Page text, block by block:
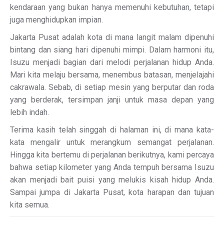
kendaraan yang bukan hanya memenuhi kebutuhan, tetapi
juga menghidupkan impian.
Jakarta Pusat adalah kota di mana langit malam dipenuhi
bintang dan siang hari dipenuhi mimpi. Dalam harmoni itu,
Isuzu menjadi bagian dari melodi perjalanan hidup Anda.
Mari kita melaju bersama, menembus batasan, menjelajahi
cakrawala. Sebab, di setiap mesin yang berputar dan roda
yang berderak, tersimpan janji untuk masa depan yang
lebih indah.
Terima kasih telah singgah di halaman ini, di mana kata-
kata mengalir untuk merangkum semangat perjalanan.
Hingga kita bertemu di perjalanan berikutnya, kami percaya
bahwa setiap kilometer yang Anda tempuh bersama Isuzu
akan menjadi bait puisi yang melukis kisah hidup Anda.
Sampai jumpa di Jakarta Pusat, kota harapan dan tujuan
kita semua.